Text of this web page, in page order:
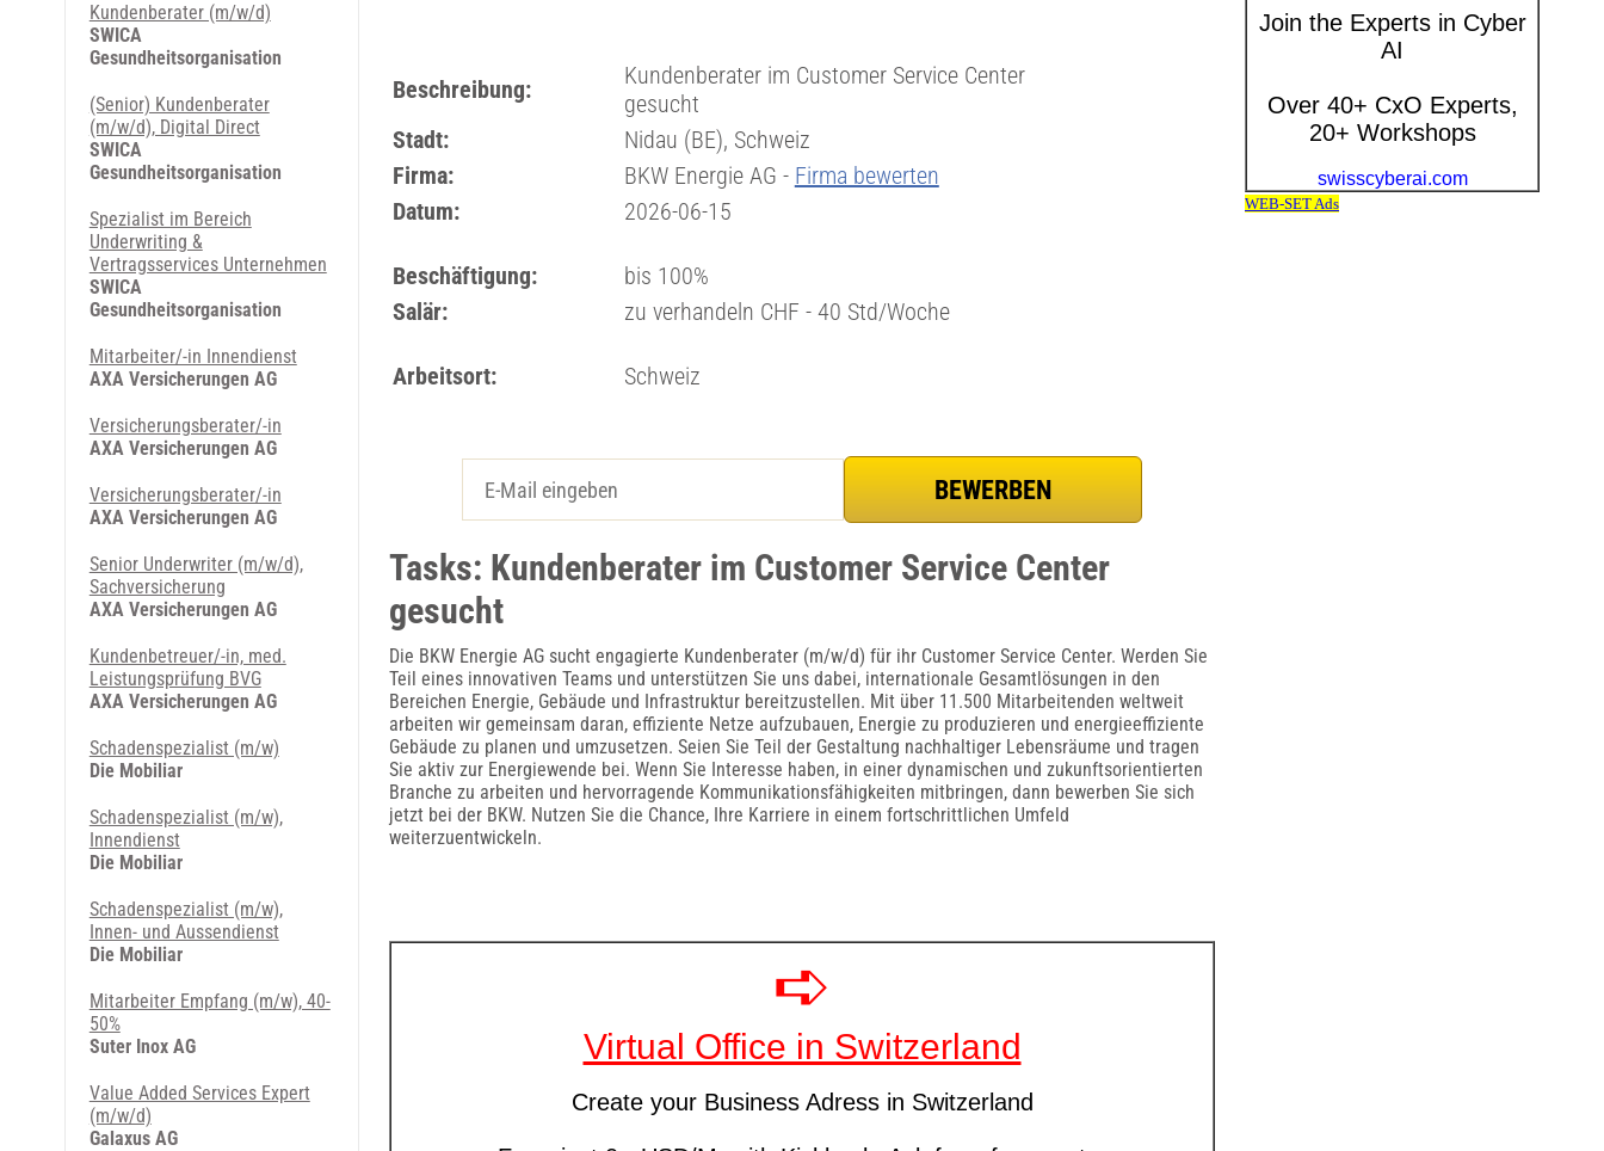
Beschreibung:
Kundenberater im Customer Service Center
gesucht
Stadt:
Nidau (BE), Schweiz
Firma:
BKW Energie AG - Firma bewerten
Datum:
2026-06-15
Beschäftigung:
bis 100%
Salär:
zu verhandeln CHF - 40 Std/Woche
Arbeitsort: Schweiz
Tasks: Kundenberater im Customer Service Center
gesucht
Die BKW Energie AG sucht engagierte Kundenberater (m/w/d) für ihr Customer Service Center. Werden Sie
Teil eines innovativen Teams und unterstützen Sie uns dabei, internationale Gesamtlösungen in den
Bereichen Energie, Gebäude und Infrastruktur bereitzustellen. Mit über 11.500 Mitarbeitenden weltweit
arbeiten wir gemeinsam daran, effiziente Netze aufzubauen, Energie zu produzieren und energieeffiziente
Gebäude zu planen und umzusetzen. Seien Sie Teil der Gestaltung nachhaltiger Lebensräume und tragen
Sie aktiv zur Energiewende bei. Wenn Sie Interesse haben, in einer dynamischen und zukunftsorientierten
Branche zu arbeiten und hervorragende Kommunikationsfähigkeiten mitbringen, dann bewerben Sie sich
jetzt bei der BKW. Nutzen Sie die Chance, Ihre Karriere in einem fortschrittlichen Umfeld
weiterzuentwickeln.
Kundenberater (m/w/d)
SWICA
Gesundheitsorganisation
(Senior) Kundenberater
(m/w/d), Digital Direct
SWICA
Gesundheitsorganisation
Spezialist im Bereich
Underwriting &
Vertragsservices Unternehmen
SWICA
Gesundheitsorganisation
Mitarbeiter/-in Innendienst
AXA Versicherungen AG
Versicherungsberater/-in
AXA Versicherungen AG
Versicherungsberater/-in
AXA Versicherungen AG
Senior Underwriter (m/w/d),
Sachversicherung
AXA Versicherungen AG
Kundenbetreuer/-in, med.
Leistungsprüfung BVG
AXA Versicherungen AG
Schadenspezialist (m/w)
Die Mobiliar
Schadenspezialist (m/w),
Innendienst
Die Mobiliar
Schadenspezialist (m/w),
Innen- und Aussendienst
Die Mobiliar
Mitarbeiter Empfang (m/w), 40-
50%
Suter Inox AG
Value Added Services Expert
(m/w/d)
Galaxus AG